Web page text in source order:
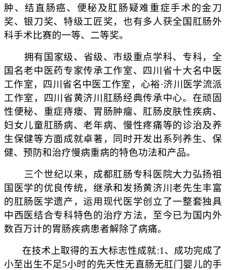
肿、结直肠癌、便秘及肛肠疑难重症手术的金刀
奖、银刀奖、特级工匠奖，也有多人获全国肛肠外
科手术比赛的一等、二等奖。
拥有国家级、省级、市级重点学科、专科，全
国名老中医药专家传承工作室、四川省十大名中医
工作室，四川省名中医工作室，心裕·济川医学流派
工作室，四川省黄济川肛肠经典传承中心。在顽固
性便秘、重症痔瘘、胃肠肿瘤、肛肠皮肤性疾病、
妇女儿童肛肠病、老年病、慢性疼痛等的诊治及养
生保健等方面成就卓著，同时开发出系列养生、保
健、预防和治疗慢病重病的特色功法和产品。
三个世纪以来，成都肛肠专科医院大力弘扬祖
国医学的优良传统，继承和发扬黄济川老先生丰富
的肛肠医学遗产，运用现代医学创立了一整套独具
中西医结合专科特色的治疗方法，至今已为国内外
数百万计的胃肠疾病患者解除了病痛。
在技术上取得的五大标志性成就:1、成功完成了
小至出生不足5小时的先天性无直肠无肛门婴儿的手